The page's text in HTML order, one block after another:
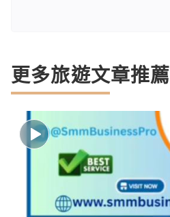
更多旅遊文章推薦